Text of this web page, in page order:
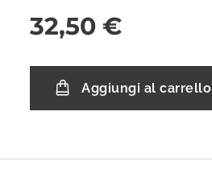
32,50 €
Aggiungi al carrello